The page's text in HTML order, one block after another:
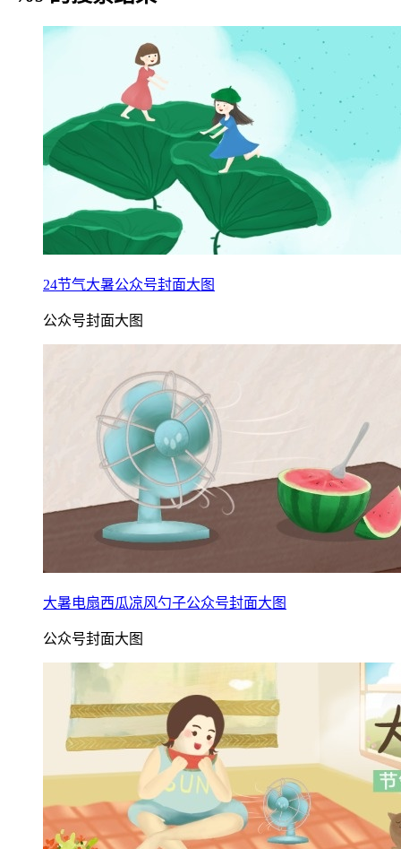
24节气大暑公众号封面大图
公众号封面大图
大暑电扇西瓜凉风勺子公众号封面大图
公众号封面大图